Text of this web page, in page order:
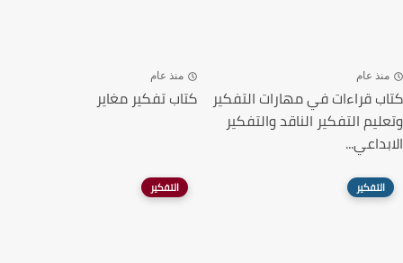
منذ عام
كتاب قراءات في مهارات التفكير
وتعليم التفكير الناقد والتفكير
الابداعي...
منذ عام
كتاب تفكير مغاير
التفكير التفكير